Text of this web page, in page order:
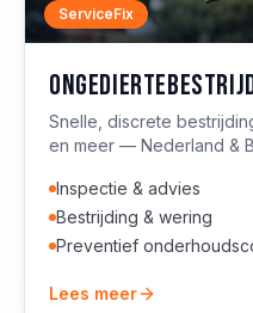
ServiceFix
Snelle, discrete
en meer — Nederland &
Inspectie & advies
Bestrijding & wering
Preventief
Lees meer